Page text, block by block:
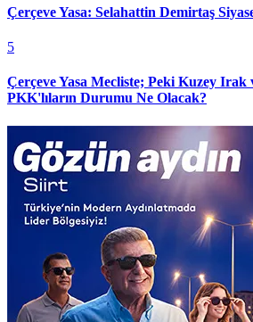
Çerçeve Yasa: Selahattin Demirtaş
5
Çerçeve Yasa Mecliste; Peki Kuzey Irak
PKK'lıların Durumu Ne Olacak?